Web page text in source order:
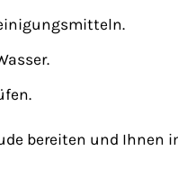
bereiten und Ihnen